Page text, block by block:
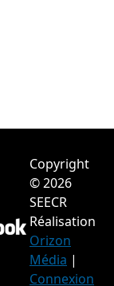
Copyright
© 2026
SEECR
Réalisation
Orizon
Média |
Connexion